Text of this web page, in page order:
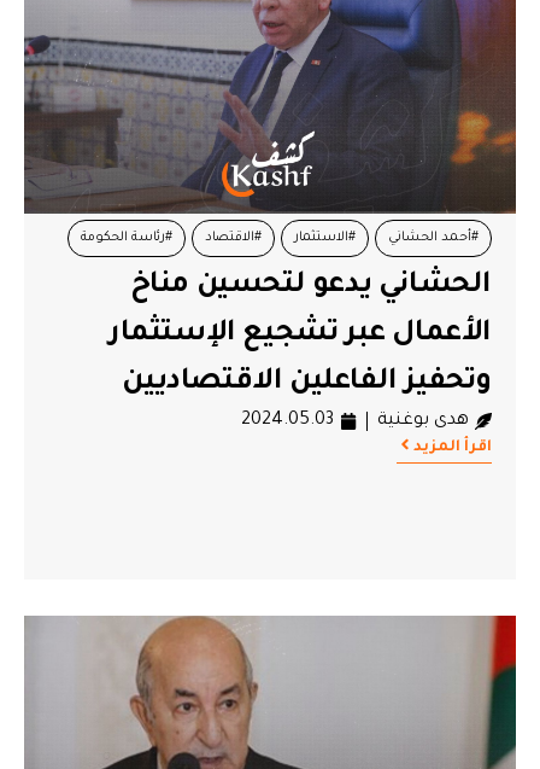
#أحمد الحشاني #الاستثمار #الاقتصاد #رئاسة الحكومة
الحشاني يدعو لتحسين مناخ
الأعمال عبر تشجيع الإستثمار
وتحفيز الفاعلين الاقتصاديين
هدى بوغنية 2024.05.03
اقرأ المزيد